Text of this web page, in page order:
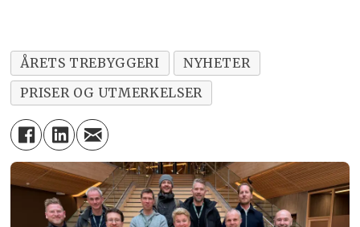
ÅRETS TREBYGGERI
NYHETER
PRISER OG UTMERKELSER